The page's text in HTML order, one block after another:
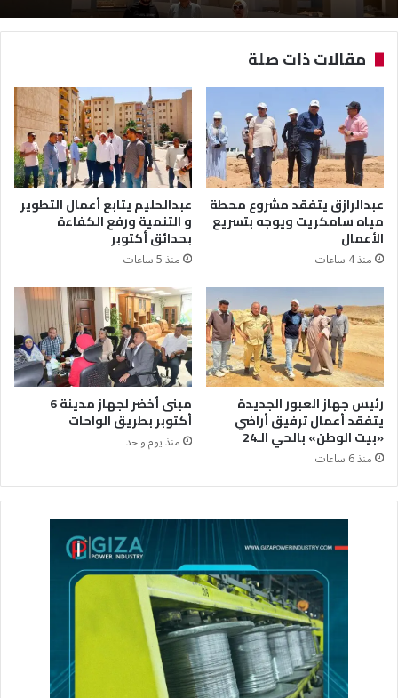
مقالات ذات صلة
عبدالرازق يتفقد مشروع محطة
مياه سامكريت ويوجه بتسريع
الأعمال
منذ 4 ساعات
عبدالحليم يتابع أعمال التطوير
و التنمية ورفع الكفاءة
بحدائق أكتوبر
منذ 5 ساعات
رئيس جهاز العبور الجديدة
يتفقد أعمال ترفيق أراضي
«بيت الوطن» بالحي الـ24
منذ 6 ساعات
مبنى أخضر لجهاز مدينة 6
أكتوبر بطريق الواحات
منذ يوم واحد